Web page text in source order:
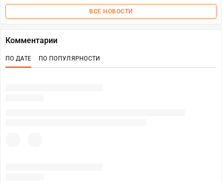
ВСЕ НОВОСТИ
Комментарии
ПО ДАТЕ ПО ПОПУЛЯРНОСТИ